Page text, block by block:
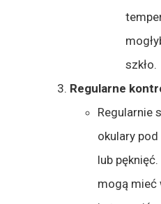
szkło.
Regularne
Regularnie
okulary
lub
mogą mieć